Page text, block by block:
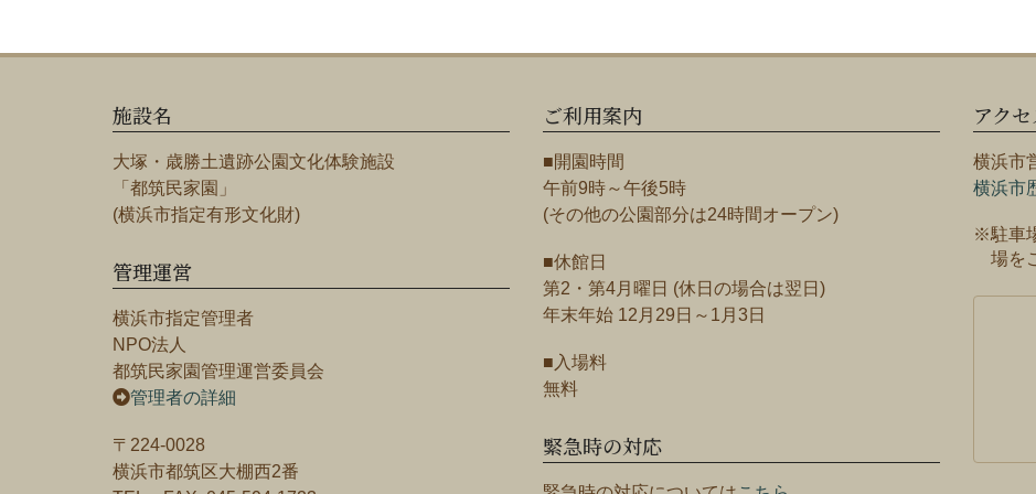
施設名
大塚・歳勝土遺跡公園文化体験施設
「都筑民家園」
(横浜市指定有形文化財)
管理運営
横浜市指定管理者
NPO法人
都筑民家園管理運営委員会
管理者の詳細
〒224-0028
横浜市都筑区大棚西2番
ご利用案内
■開園時間
午前9時～午後5時
(その他の公園部分は24時間オープン)
■休館日
第2・第4月曜日 (休日の場合は翌日)
年末年始 12月29日～1月3日
■入場料
無料
緊急時の対応
アクセ
横浜市
横浜市
※駐車
場を